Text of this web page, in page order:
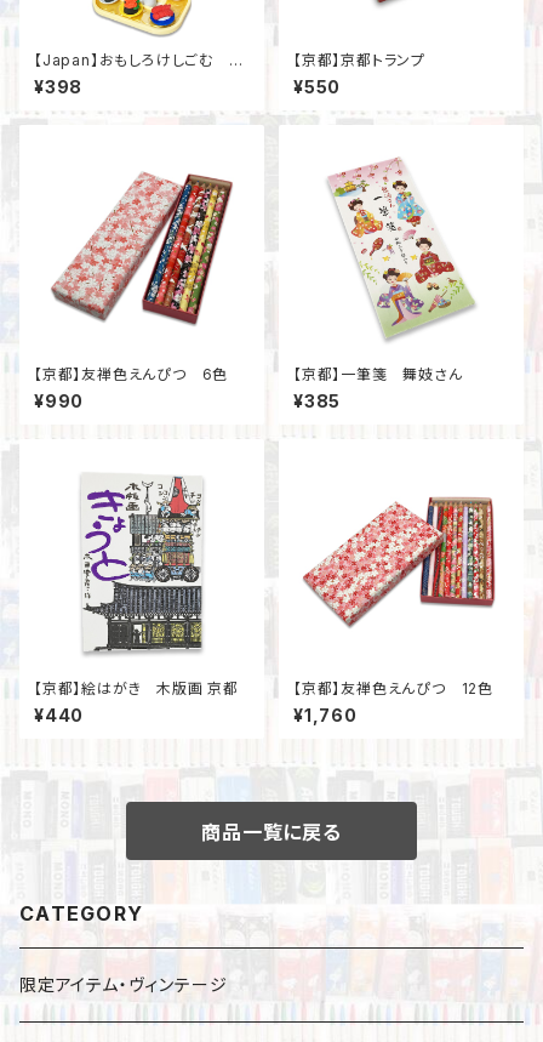
【Japan】おもしろけしごむ 回
転寿司
¥398
【京都】京都トランプ
¥550
【京都】友禅色えんぴつ 6色
¥990
【京都】一筆箋 舞妓さん
¥385
【京都】絵はがき 木版画 京都
¥440
【京都】友禅色えんぴつ 12色
¥1,760
商品一覧に戻る
CATEGORY
限定アイテム・ヴィンテージ